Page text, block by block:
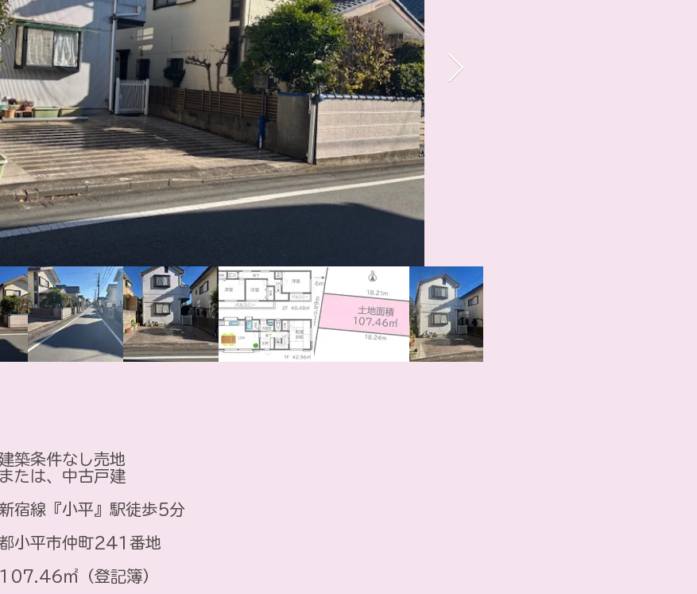
築条件なし売地
、中古戸建
宿線『小平』駅徒歩5分
小平市仲町241番地
㎡（登記簿）